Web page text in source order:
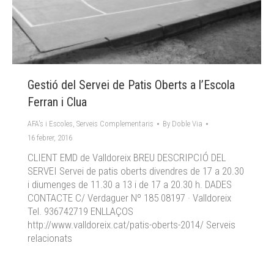
Gestió del Servei de Patis Oberts a l’Escola
Ferran i Clua
AFA's i Escoles, Serveis Complementaris By Doble Via
16 febrer, 2016
CLIENT EMD de Valldoreix BREU DESCRIPCIÓ DEL
SERVEI Servei de patis oberts divendres de 17 a 20.30
i diumenges de 11.30 a 13 i de 17 a 20.30 h. DADES
CONTACTE C/ Verdaguer Nº 185 08197 · Valldoreix
Tel. 936742719 ENLLAÇOS
http://www.valldoreix.cat/patis-oberts-2014/ Serveis
relacionats